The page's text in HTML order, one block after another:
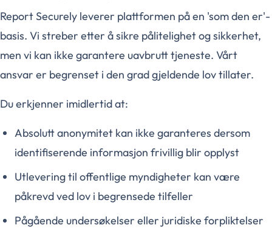
Report Securely leverer plattformen på en 'som den er'-
basis. Vi streber etter å sikre pålitelighet og sikkerhet,
men vi kan ikke garantere uavbrutt tjeneste. Vårt
ansvar er begrenset i den grad gjeldende lov tillater.
Du erkjenner imidlertid at:
Absolutt anonymitet kan ikke garanteres dersom
identifiserende informasjon frivillig blir opplyst
Utlevering til offentlige myndigheter kan være
påkrevd ved lov i begrensede tilfeller
Pågående undersøkelser eller juridiske forpliktelser